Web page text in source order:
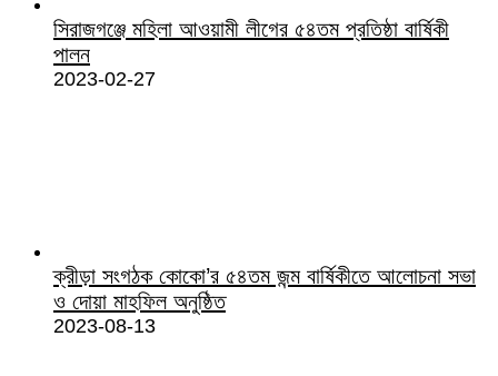
সিরাজগঞ্জে মহিলা আওয়ামী লীগের ৫৪তম প্রতিষ্ঠা বার্ষিকী
পালন
2023-02-27
ক্রীড়া সংগঠক কোকো’র ৫৪তম জন্ম বার্ষিকীতে আলোচনা সভা
ও দোয়া মাহফিল অনুষ্ঠিত
2023-08-13